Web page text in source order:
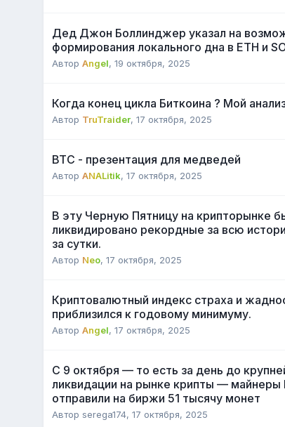
Дед Джон Боллинджер указал на
формирования локального дна в ETH и
АвторAngel,19 октября, 2025
Когда конец цикла Биткоина ? Мой
Автор TruTraider,17 октября, 2025
BTC - презентация для медведей
АвторANALitik,17 октября, 2025
В эту Черную Пятницу на крипторынке
ликвидировано рекордные за всю
за сутки.
Автор Neo,17 октября, 2025
Криптовалютный индекс страха и
приблизился к годовому минимуму.
АвторAngel,17 октября, 2025
С 9 октября — то есть за день до
ликвидации на рынке крипты — майнеры
отправили на биржи 51 тысячу монет
Авторserega174,17 октября, 2025